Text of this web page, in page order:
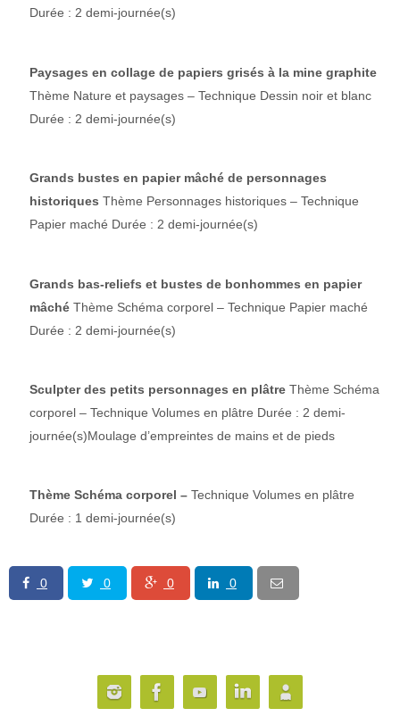
Durée : 2 demi-journée(s)
Paysages en collage de papiers grisés à la mine graphite
Thème Nature et paysages – Technique Dessin noir et blanc
Durée : 2 demi-journée(s)
Grands bustes en papier mâché de personnages
historiques Thème Personnages historiques – Technique
Papier maché Durée : 2 demi-journée(s)
Grands bas-reliefs et bustes de bonhommes en papier
mâché Thème Schéma corporel – Technique Papier maché
Durée : 2 demi-journée(s)
Sculpter des petits personnages en plâtre Thème Schéma
corporel – Technique Volumes en plâtre Durée : 2 demi-
journée(s)Moulage d’empreintes de mains et de pieds
Thème Schéma corporel – Technique Volumes en plâtre
Durée : 1 demi-journée(s)
0 0 0 0